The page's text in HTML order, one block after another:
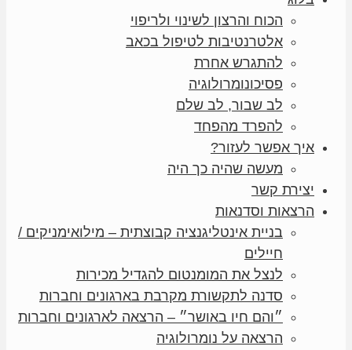
הכוח והרצון לשינוי ולריפוי
אלטרנטיבות לטיפול בכאב
להתגרש אחרת
פסיכונומרולוגיה
לב שבור, לב שלם
להפרד מהפחד
איך אפשר לעזור?
מעשה שהיה כך היה
יצירת קשר
הרצאות וסדנאות
בניית אינטליגנציה קבוצתית – מילואימניקים /
חיילים
לנצל את המומנטום להגדיל מכירות
סדנה לתקשורת מקרבת בארגונים וחברות
״והם חיו באושר״ – הרצאה לארגונים וחברות
הרצאה על נומרולוגיה